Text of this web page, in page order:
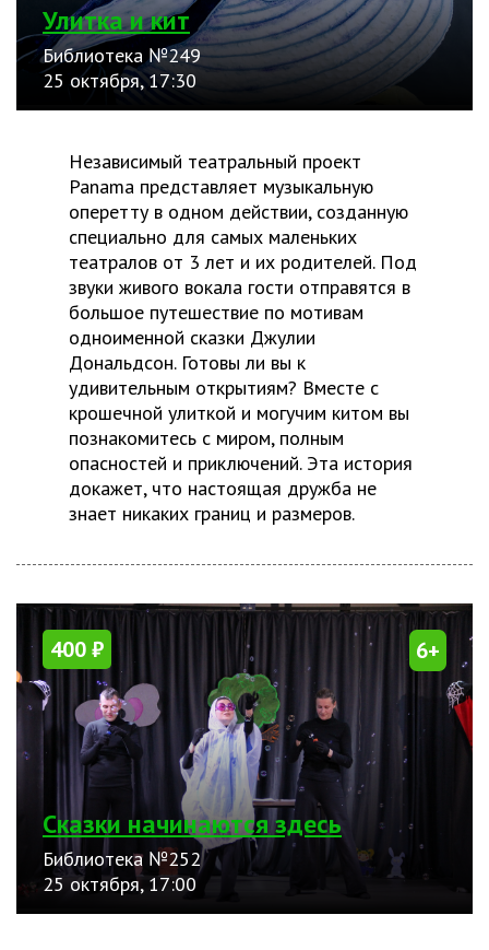
Улитка и кит
Библиотека №249
25 октября, 17:30
Независимый театральный проект
Panama представляет музыкальную
оперетту в одном действии, созданную
специально для самых маленьких
театралов от 3 лет и их родителей. Под
звуки живого вокала гости отправятся в
большое путешествие по мотивам
одноименной сказки Джулии
Дональдсон. Готовы ли вы к
удивительным открытиям? Вместе с
крошечной улиткой и могучим китом вы
познакомитесь с миром, полным
опасностей и приключений. Эта история
докажет, что настоящая дружба не
знает никаких границ и размеров.
Сказки начинаются здесь
Библиотека №252
25 октября, 17:00
400 ₽ 6+